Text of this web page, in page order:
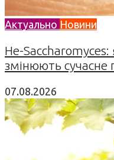
Актуально Новини
Не-Saccharomyces:
змінюють сучасне
07.08.2026